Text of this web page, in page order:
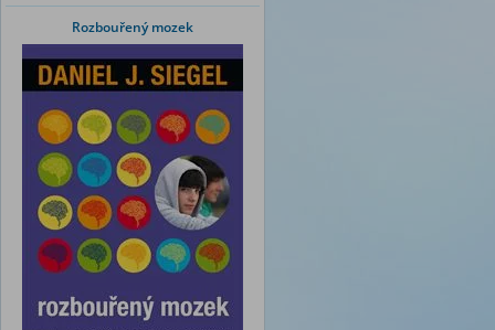
Rozbouřený mozek